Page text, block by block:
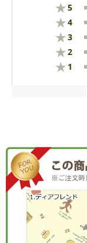
★5
★4
★3
★2
★ 1